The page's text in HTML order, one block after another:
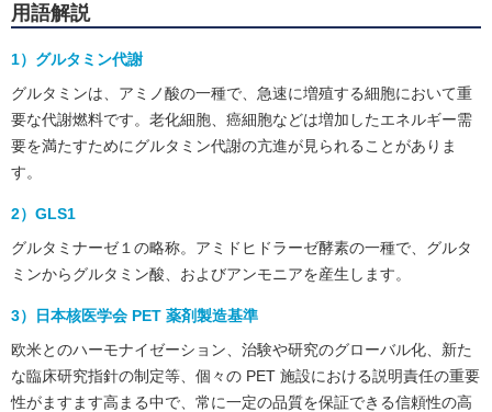
用語解説
1）グルタミン代謝
グルタミンは、アミノ酸の一種で、急速に増殖する細胞において重
要な代謝燃料です。老化細胞、癌細胞などは増加したエネルギー需
要を満たすためにグルタミン代謝の亢進が見られることがありま
す。
2）GLS1
グルタミナーゼ１の略称。アミドヒドラーゼ酵素の一種で、グルタ
ミンからグルタミン酸、およびアンモニアを産生します。
3）日本核医学会 PET 薬剤製造基準
欧米とのハーモナイゼーション、治験や研究のグローバル化、新た
な臨床研究指針の制定等、個々の PET 施設における説明責任の重要
性がますます高まる中で、常に一定の品質を保証できる信頼性の高